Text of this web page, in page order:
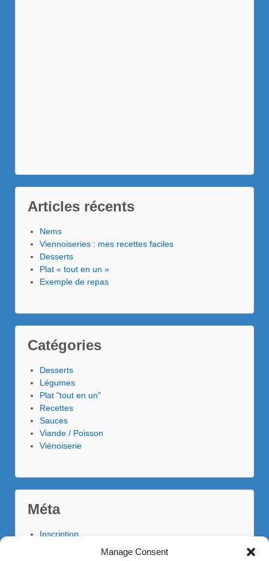
Manage Consent
Articles récents
Nems
Viennoiseries : mes recettes faciles
Desserts
Plat « tout en un »
Exemple de repas
Catégories
Desserts
Légumes
Plat "tout en un"
Recettes
Sauces
Viande / Poisson
Viénoiserie
Méta
Inscription